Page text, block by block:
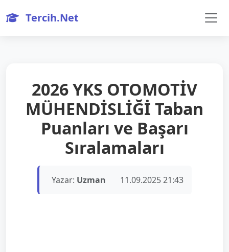
Tercih.Net
2026 YKS OTOMOTİV
MÜHENDİSLİĞİ Taban
Puanları ve Başarı
Sıralamaları
Yazar: Uzman 11.09.2025 21:43